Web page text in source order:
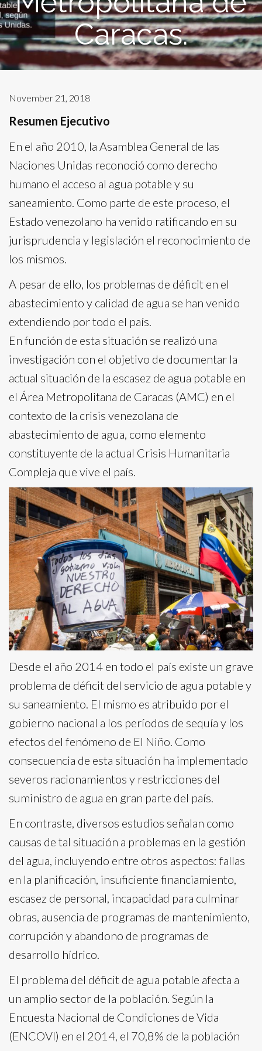
Caracas.
November 21, 2018
Resumen Ejecutivo
En el año 2010, la Asamblea General de las
Naciones Unidas reconoció como derecho
humano el acceso al agua potable y su
saneamiento. Como parte de este proceso, el
Estado venezolano ha venido ratificando en su
jurisprudencia y legislación el reconocimiento de
los mismos.
A pesar de ello, los problemas de déficit en el
abastecimiento y calidad de agua se han venido
extendiendo por todo el país.
En función de esta situación se realizó una
investigación con el objetivo de documentar la
actual situación de la escasez de agua potable en
el Área Metropolitana de Caracas (AMC) en el
contexto de la crisis venezolana de
abastecimiento de agua, como elemento
constituyente de la actual Crisis Humanitaria
Compleja que vive el país.
Desde el año 2014 en todo el país existe un grave
problema de déficit del servicio de agua potable y
su saneamiento. El mismo es atribuido por el
gobierno nacional a los períodos de sequía y los
efectos del fenómeno de El Niño. Como
consecuencia de esta situación ha implementado
severos racionamientos y restricciones del
suministro de agua en gran parte del país.
En contraste, diversos estudios señalan como
causas de tal situación a problemas en la gestión
del agua, incluyendo entre otros aspectos: fallas
en la planificación, insuficiente financiamiento,
escasez de personal, incapacidad para culminar
obras, ausencia de programas de mantenimiento,
corrupción y abandono de programas de
desarrollo hídrico.
El problema del déficit de agua potable afecta a
un amplio sector de la población. Según la
Encuesta Nacional de Condiciones de Vida
(ENCOVI) en el 2014, el 70,8% de la población